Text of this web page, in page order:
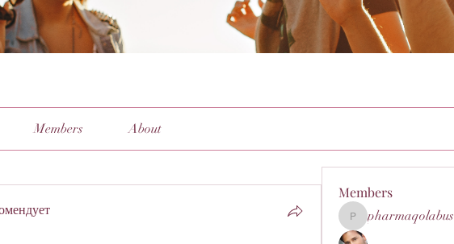
Members About
Members
pharmaqolabus
pharmaqolabus